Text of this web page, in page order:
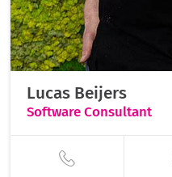
Lucas Beijers
Software Consultant